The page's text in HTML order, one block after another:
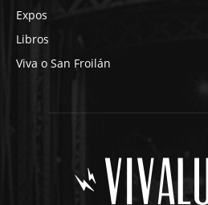
Expos
Libros
Viva o San Froilán